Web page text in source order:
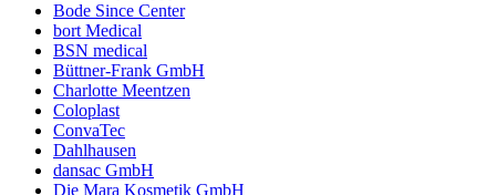
Bode Since Center
bort Medical
BSN medical
Büttner-Frank GmbH
Charlotte Meentzen
Coloplast
ConvaTec
Dahlhausen
dansac GmbH
Die Mara Kosmetik GmbH